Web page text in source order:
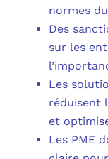
normes
Des
sur les
Les
réduisent
et
Les PME